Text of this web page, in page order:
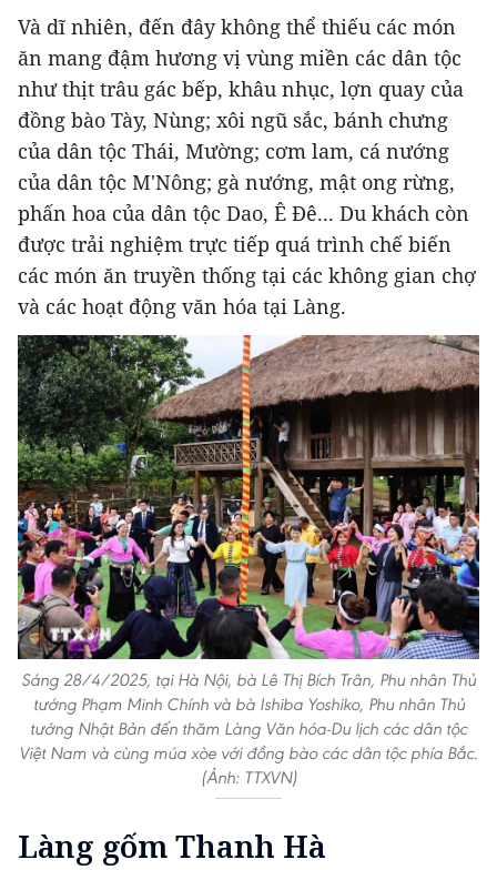
Và dĩ nhiên, đến đây không thể thiếu các món
ăn mang đậm hương vị vùng miền các dân tộc
như thịt trâu gác bếp, khâu nhục, lợn quay của
đồng bào Tày, Nùng; xôi ngũ sắc, bánh chưng
của dân tộc Thái, Mường; cơm lam, cá nướng
của dân tộc M'Nông; gà nướng, mật ong rừng,
phấn hoa của dân tộc Dao, Ê Đê... Du khách còn
được trải nghiệm trực tiếp quá trình chế biến
các món ăn truyền thống tại các không gian chợ
và các hoạt động văn hóa tại Làng.
Sáng 28/4/2025, tại Hà Nội, bà Lê Thị Bích Trân, Phu nhân Thủ
tướng Phạm Minh Chính và bà Ishiba Yoshiko, Phu nhân Thủ
tướng Nhật Bản đến thăm Làng Văn hóa-Du lịch các dân tộc
Việt Nam và cùng múa xòe với đồng bào các dân tộc phía Bắc.
(Ảnh: TTXVN)
Làng gốm Thanh Hà